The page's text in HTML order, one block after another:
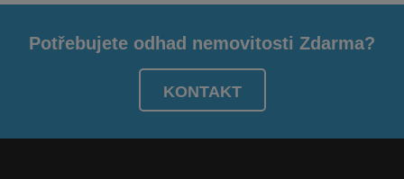
Potřebujete odhad nemovitosti Zdarma?
KONTAKT